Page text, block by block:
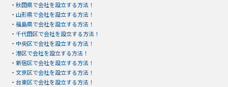
・ 秋田県で会社を設立する方法！
・ 山形県で会社を設立する方法！
・ 福島県で会社を設立する方法！
・ 千代田区で会社を設立する方法！
・ 中央区で会社を設立する方法！
・ 港区で会社を設立する方法！
・ 新宿区で会社を設立する方法！
・ 文京区で会社を設立する方法！
・ 台東区で会社を設立する方法！